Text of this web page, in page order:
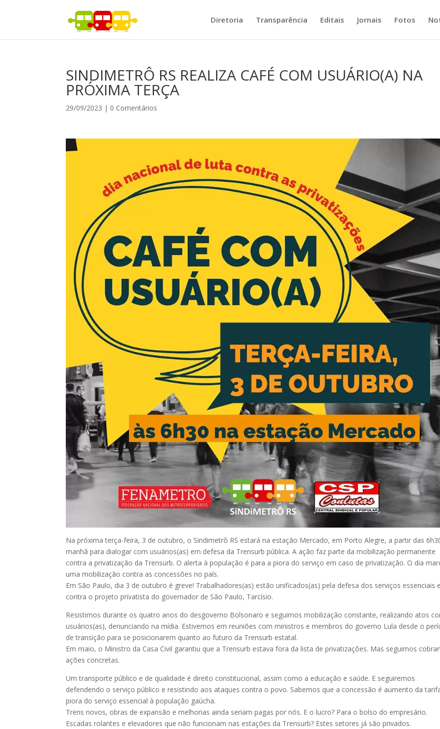
Diretoria Transparência Editais Jornais Fotos
SINDIMETRÔ RS REALIZA CAFÉ COM USUÁRIO(A) NA
PRÓXIMA TERÇA
29/09/2023 | 0 Comentários
Na próxima terça-feira, 3 de outubro, o Sindimetrô RS estará na estação Mercado, em Porto Alegre, a partir das
manhã para dialogar com usuários(as) em defesa da Trensurb pública. A ação faz parte da mobilização permanente
contra a privatização da Trensurb. O alerta à população é para a piora do serviço em caso de privatização. O dia
uma mobilização contra as concessões no país.
Em São Paulo, dia 3 de outubro é greve! Trabalhadores(as) estão unificados(as) pela defesa dos serviços essenciais e
contra o projeto privatista do governador de São Paulo, Tarcísio.
Resistimos durante os quatro anos do desgoverno Bolsonaro e seguimos mobilização constante, realizando atos
usuários(as), denunciando na mídia. Estivemos em reuniões com ministros e membros do governo Lula desde o
de transição para se posicionarem quanto ao futuro da Trensurb estatal.
Em maio, o Ministro da Casa Civil garantiu que a Trensurb estava fora da lista de privatizações. Mas seguimos
ações concretas.
Um transporte público e de qualidade é direito constitucional, assim como a educação e saúde. E seguiremos
defendendo o serviço público e resistindo aos ataques contra o povo. Sabemos que a concessão é aumento da
piora do serviço essencial à população gaúcha.
Trens novos, obras de expansão e melhorias ainda seriam pagas por nós. E o lucro? Para o bolso do empresário.
Escadas rolantes e elevadores que não funcionam nas estações da Trensurb? Estes setores já são privados.